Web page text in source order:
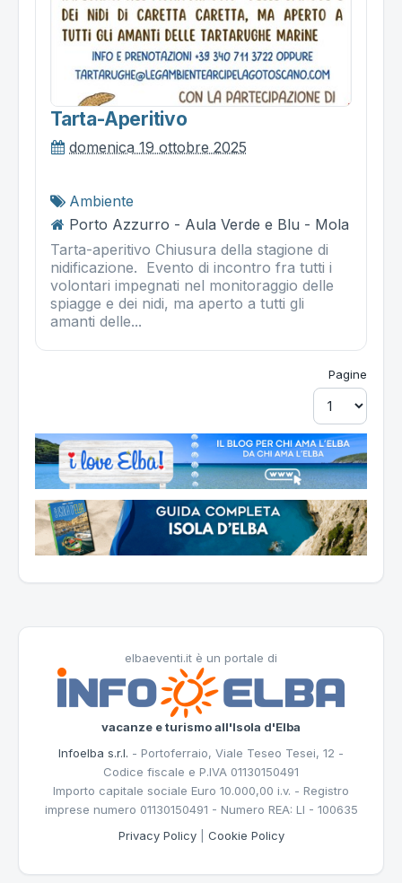
Tarta-Aperitivo
domenica 19 ottobre 2025
Ambiente
Porto Azzurro - Aula Verde e Blu - Mola
Tarta-aperitivo Chiusura della stagione di
nidificazione. Evento di incontro fra tutti i
volontari impegnati nel monitoraggio delle
spiagge e dei nidi, ma aperto a tutti gli
amanti delle...
Pagine
elbaeventi.it è un portale di
vacanze e turismo all'Isola d'Elba
Infoelba s.r.l. - Portoferraio, Viale Teseo Tesei, 12 -
Codice fiscale e P.IVA 01130150491
Importo capitale sociale Euro 10.000,00 i.v. - Registro
imprese numero 01130150491 - Numero REA: LI - 100635
Privacy Policy| Cookie Policy